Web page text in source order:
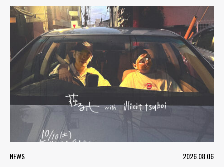
NEWS 2026.08.06